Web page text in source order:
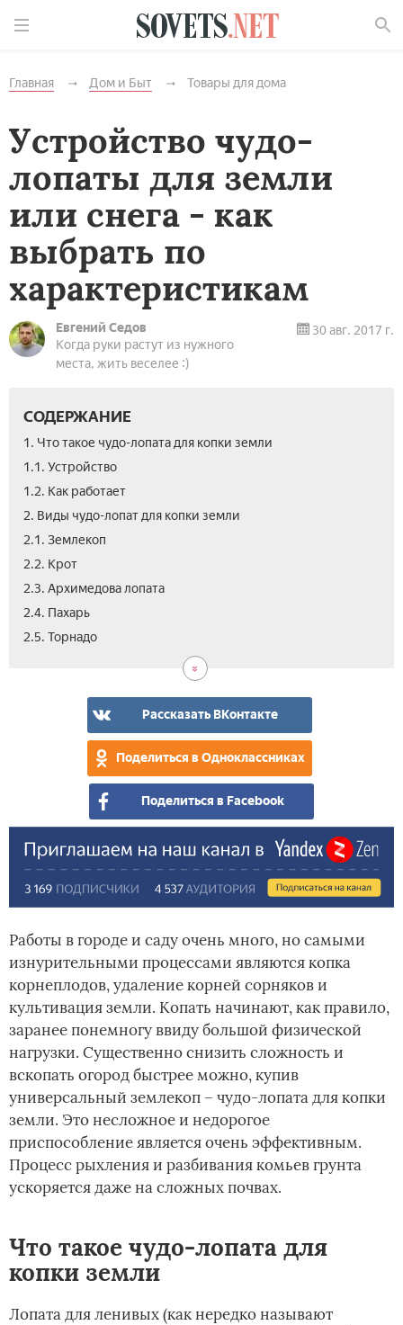
Главная Дом и Быт Товары для дома
Устройство чудо-
лопаты для земли
или снега - как
выбрать по
характеристикам
Евгений Седов
Когда руки растут из нужного
места, жить веселее :)
30 авг. 2017 г.
СОДЕРЖАНИЕ
1. Что такое чудо-лопата для копки земли
1.1. Устройство
1.2. Как работает
2. Виды чудо-лопат для копки земли
2.1. Землекоп
2.2. Крот
2.3. Архимедова лопата
2.4. Пахарь
2.5. Торнадо
Рассказать ВКонтакте
Поделиться в Одноклассниках
Поделиться в Facebook
Работы в городе и саду очень много, но самыми
изнурительными процессами являются копка
корнеплодов, удаление корней сорняков и
культивация земли. Копать начинают, как правило,
заранее понемногу ввиду большой физической
нагрузки. Существенно снизить сложность и
вскопать огород быстрее можно, купив
универсальный землекоп – чудо-лопата для копки
земли. Это несложное и недорогое
приспособление является очень эффективным.
Процесс рыхления и разбивания комьев грунта
ускоряется даже на сложных почвах.
Что такое чудо-лопата для
копки земли
Лопата для ленивых (как нередко называют